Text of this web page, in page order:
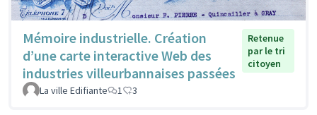
Mémoire industrielle. Création
d’une carte interactive Web des
industries villeurbannaises passées
Retenue
par le tri
citoyen
La ville Edifiante 1 3